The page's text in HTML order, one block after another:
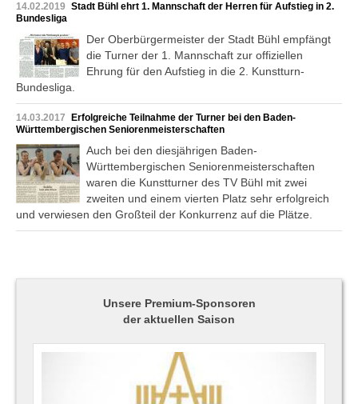
14.02.2019 Stadt Bühl ehrt 1. Mannschaft der Herren für Aufstieg in 2.
Bundesliga
Der Oberbürgermeister der Stadt Bühl empfängt
die Turner der 1. Mannschaft zur offiziellen
Ehrung für den Aufstieg in die 2. Kunstturn-
Bundesliga.
14.03.2017
Erfolgreiche Teilnahme der Turner bei den Baden-
Württembergischen Seniorenmeisterschaften
Auch bei den diesjährigen Baden-
Württembergischen Seniorenmeisterschaften
waren die Kunstturner des TV Bühl mit zwei
zweiten und einem vierten Platz sehr erfolgreich
und verwiesen den Großteil der Konkurrenz auf die Plätze.
Unsere Premium-Sponsoren
der aktuellen Saison